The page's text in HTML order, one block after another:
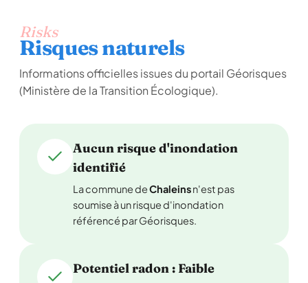
Risks
Risques naturels
Informations officielles issues du portail Géorisques
(Ministère de la Transition Écologique).
Aucun risque d'inondation
identifié
La commune deChaleinsn'est pas
soumise à un risque d'inondation
référencé par Géorisques.
Potentiel radon : Faible